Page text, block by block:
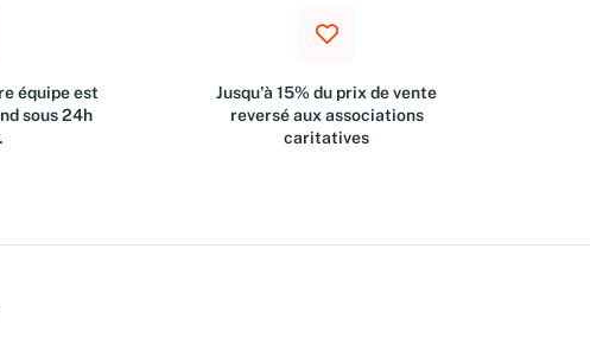
équipe est
sous 24h
Jusqu'à 15% du prix de vente
reversé aux associations
caritatives